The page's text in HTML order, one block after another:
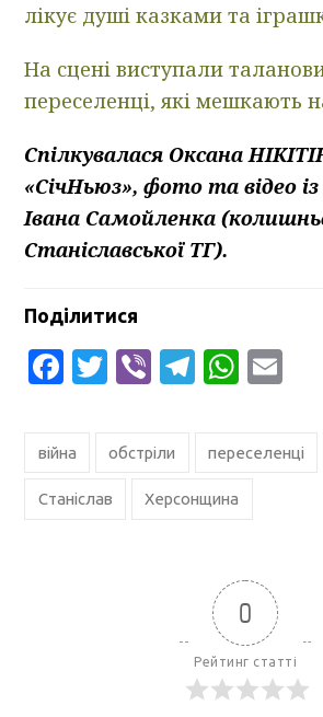
лікує душі казками та
На сцені виступали
переселенці, які мешкають
Спілкувалася Оксана
«СічНьюз», фото та відео
Івана Самойленка
Станіславської ТГ).
Поділитися
Facebook
Twitter
Viber
війна обстріли переселенці
Станіслав Херсонщина
0
Рейтинг статті